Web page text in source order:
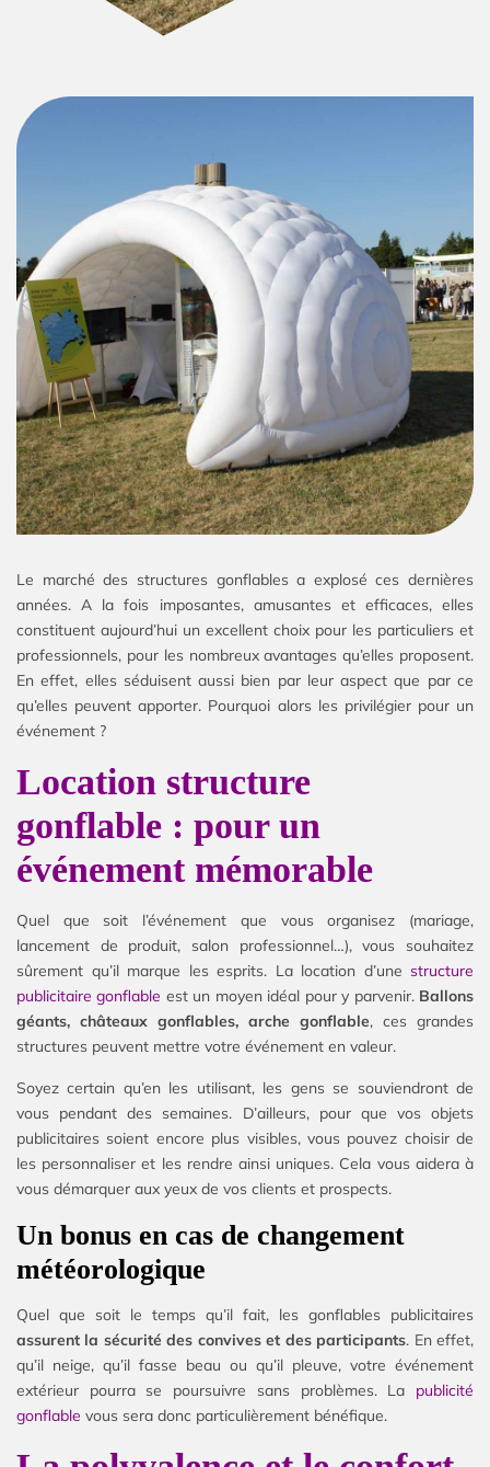
Le marché des structures gonflables a explosé ces dernières
années. A la fois imposantes, amusantes et efficaces, elles
constituent aujourd’hui un excellent choix pour les particuliers et
professionnels, pour les nombreux avantages qu’elles proposent.
En effet, elles séduisent aussi bien par leur aspect que par ce
qu’elles peuvent apporter. Pourquoi alors les privilégier pour un
événement ?
Location structure
gonflable : pour un
événement mémorable
Quel que soit l’événement que vous organisez (mariage,
lancement de produit, salon professionnel…), vous souhaitez
sûrement qu’il marque les esprits. La location d’une structure
publicitaire gonflable est un moyen idéal pour y parvenir. Ballons
géants, châteaux gonflables, arche gonflable, ces grandes
structures peuvent mettre votre événement en valeur.
Soyez certain qu’en les utilisant, les gens se souviendront de
vous pendant des semaines. D’ailleurs, pour que vos objets
publicitaires soient encore plus visibles, vous pouvez choisir de
les personnaliser et les rendre ainsi uniques. Cela vous aidera à
vous démarquer aux yeux de vos clients et prospects.
Un bonus en cas de changement
météorologique
Quel que soit le temps qu’il fait, les gonflables publicitaires
assurent la sécurité des convives et des participants. En effet,
qu’il neige, qu’il fasse beau ou qu’il pleuve, votre événement
extérieur pourra se poursuivre sans problèmes. La publicité
gonflable vous sera donc particulièrement bénéfique.